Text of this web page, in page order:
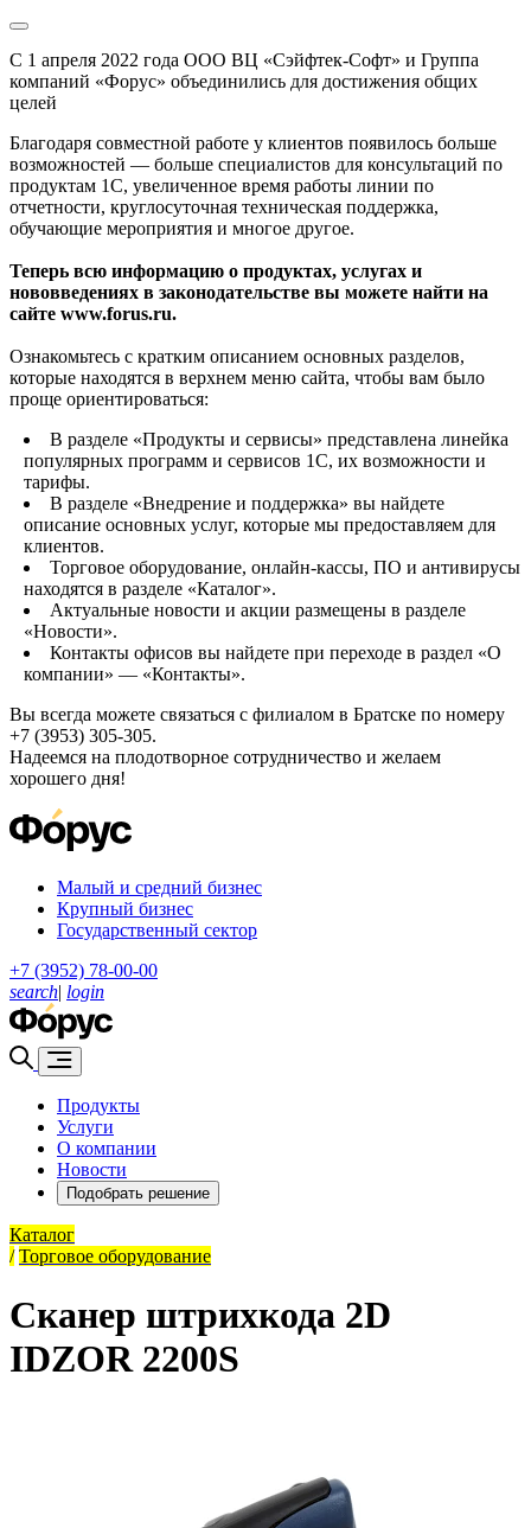
С 1 апреля 2022 года ООО ВЦ «Сэйфтек-Софт» и Группа
компаний «Форус» объединились для достижения общих
целей
Благодаря совместной работе у клиентов появилось больше
возможностей — больше специалистов для консультаций по
продуктам 1С, увеличенное время работы линии по
отчетности, круглосуточная техническая поддержка,
обучающие мероприятия и многое другое.
Теперь всю информацию о продуктах, услугах и
нововведениях в законодательстве вы можете найти на
сайте www.forus.ru.
Ознакомьтесь с кратким описанием основных разделов,
которые находятся в верхнем меню сайта, чтобы вам было
проще ориентироваться:
В разделе «Продукты и сервисы» представлена линейка
популярных программ и сервисов 1С, их возможности и
тарифы.
В разделе «Внедрение и поддержка» вы найдете
описание основных услуг, которые мы предоставляем для
клиентов.
Торговое оборудование, онлайн-кассы, ПО и антивирусы
находятся в разделе «Каталог».
Актуальные новости и акции размещены в разделе
«Новости».
Контакты офисов вы найдете при переходе в раздел «О
компании» — «Контакты».
Вы всегда можете связаться с филиалом в Братске по номеру
+7 (3953) 305-305.
Надеемся на плодотворное сотрудничество и желаем
хорошего дня!
Малый и средний бизнес
Крупный бизнес
Государственный сектор
+7 (3952) 78-00-00
search| login
Продукты
Услуги
О компании
Новости
Подобрать решение
Каталог
/ Торговое оборудование
Сканер штрихкода 2D
IDZOR 2200S